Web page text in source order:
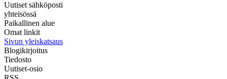
Uutiset sähköposti
yhteisössä
Paikallinen alue
Omat linkit
Sivun yleiskatsaus
Blogikirjoitus
Tiedosto
Uutiset-osio